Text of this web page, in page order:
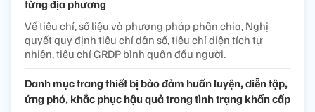
từng địa phương
Về tiêu chí, số liệu và phương pháp phân chia, Nghị
quyết quy định tiêu chí dân số, tiêu chí diện tích tự
nhiên, tiêu chí GRDP bình quân đầu người.
Danh mục trang thiết bị bảo đảm huấn luyện, diễn tập,
ứng phó, khắc phục hậu quả trong tình trạng khẩn cấp